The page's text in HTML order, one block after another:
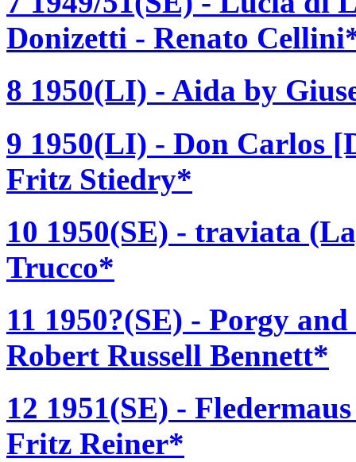
Donizetti - Renato
8 1950(LI) - Aida by
9 1950(LI) - Don Carlos
Fritz Stiedry*
10 1950(SE) - traviata
Trucco*
11 1950?(SE) - Porgy
Robert Russell Bennett*
12 1951(SE) -
Fritz Reiner*